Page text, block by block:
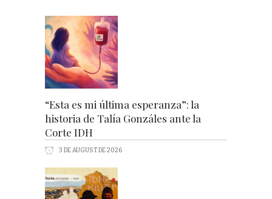
“Esta es mi última esperanza”: la
historia de Talía Gonzáles ante la
Corte IDH
3 DE AUGUST DE 2026